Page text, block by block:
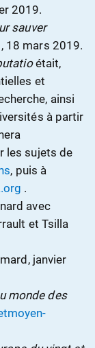
2019.
sauver
18 mars 2019.
était,
et
ainsi
à partir
les sujets de
, puis à
.
avec
et Tsilla
janvier
monde des